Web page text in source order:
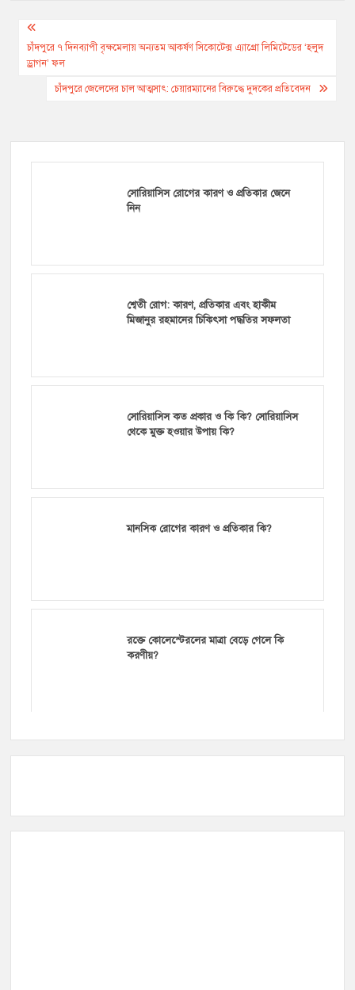
Post
navigation
চাঁদপুরে ৭ দিনব্যাপী বৃক্ষমেলায় অন্যতম আকর্ষণ সিকোটেক্স এ্যাগ্রো লিমিটেডের ‘হলুদ
ড্রাগন’ ফল
চাঁদপুরে জেলেদের চাল আত্মসাৎ: চেয়ারম্যানের বিরুদ্ধে দুদকের প্রতিবেদন
সোরিয়াসিস রোগের কারণ ও প্রতিকার জেনে
নিন
শ্বেতী রোগ: কারণ, প্রতিকার এবং হাকীম
মিজানুর রহমানের চিকিৎসা পদ্ধতির সফলতা
সোরিয়াসিস কত প্রকার ও কি কি? সোরিয়াসিস
থেকে মুক্ত হওয়ার উপায় কি?
মানসিক রোগের কারণ ও প্রতিকার কি?
রক্তে কোলেস্টেরলের মাত্রা বেড়ে গেলে কি
করণীয়?